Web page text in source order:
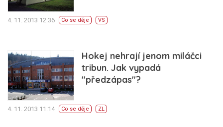
4. 11. 2013 12:36 Co se děje VS
Hokej nehrají jenom miláčci
tribun. Jak vypadá
"předzápas"?
4. 11. 2013 11:14 Co se děje ZL